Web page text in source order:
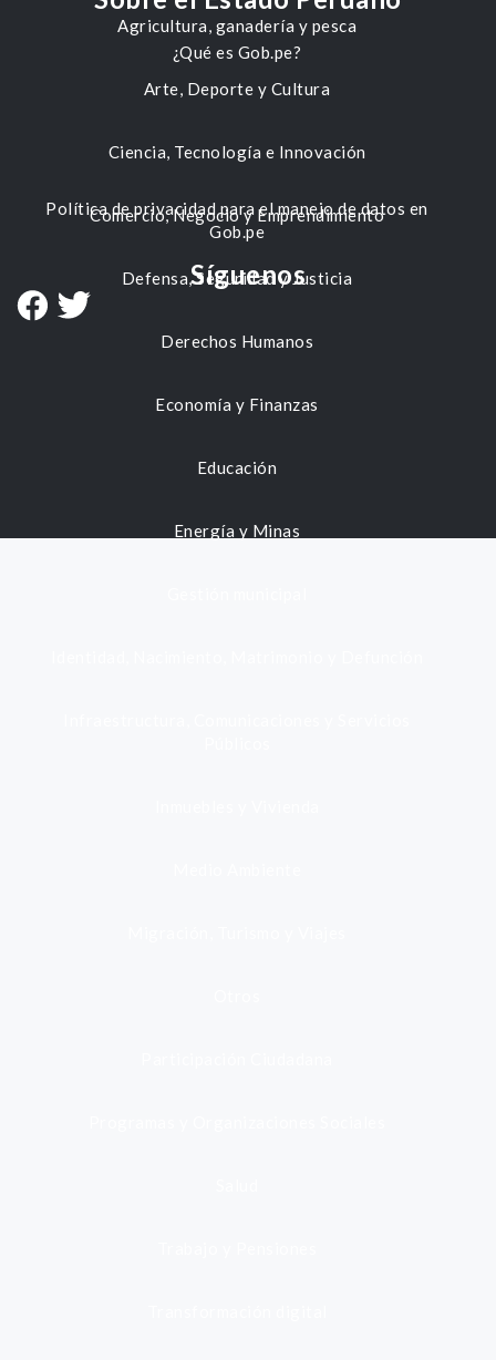
Agricultura, ganadería y pesca
Arte, Deporte y Cultura
Ciencia, Tecnología e Innovación
Comercio, Negocio y Emprendimiento
Defensa, Seguridad y Justicia
Derechos Humanos
Economía y Finanzas
Educación
Energía y Minas
¿Qué es Gob.pe?
Política de privacidad para el manejo de datos en
Gob.pe
Síguenos